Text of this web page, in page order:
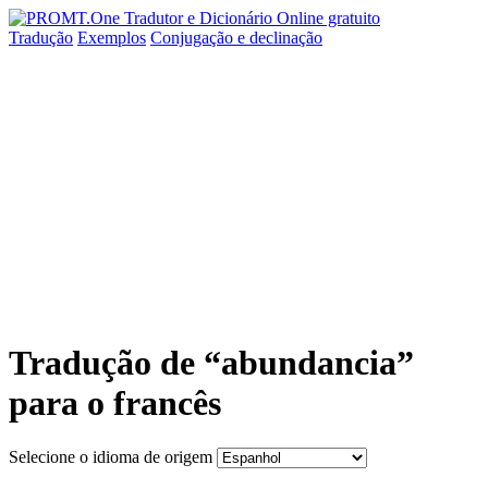
Tradução Exemplos Conjugação e declinação
Tradução de “abundancia”
para o francês
Selecione o idioma de origem